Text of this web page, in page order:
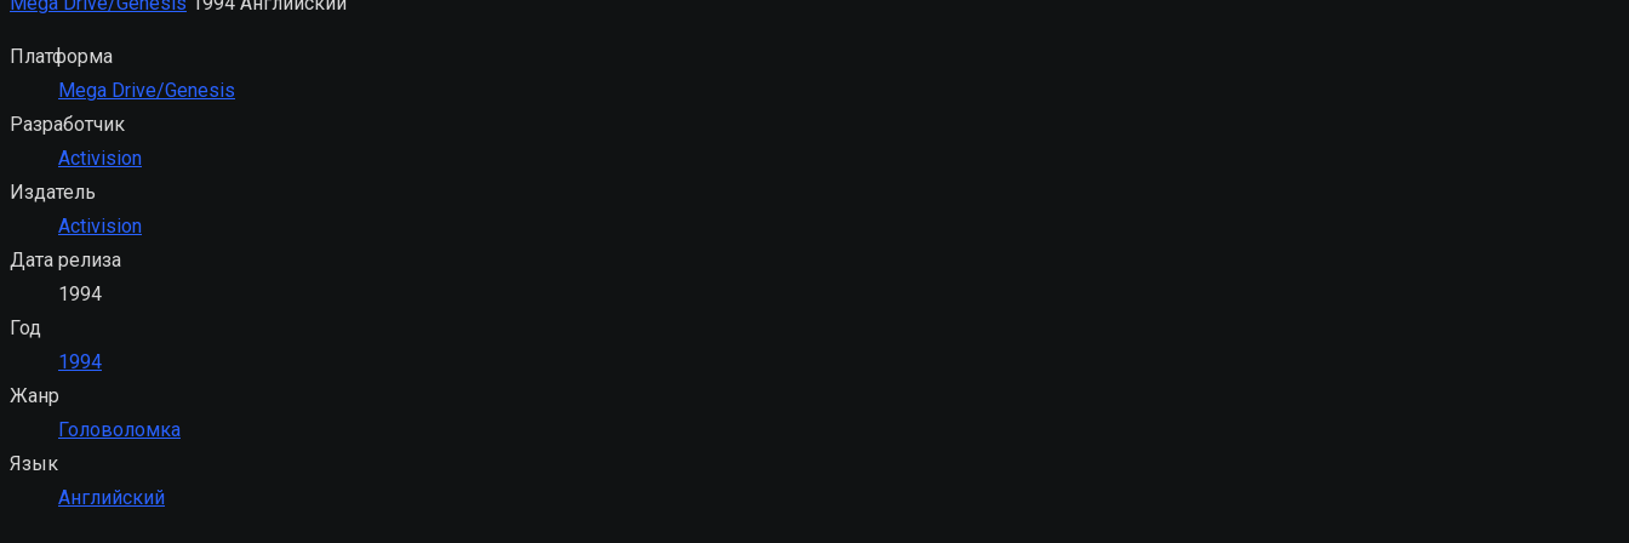
Платформа
Mega Drive/Genesis
Разработчик
Activision
Издатель
Activision
Дата релиза
1994
Год
1994
Жанр
Головоломка
Язык
Английский